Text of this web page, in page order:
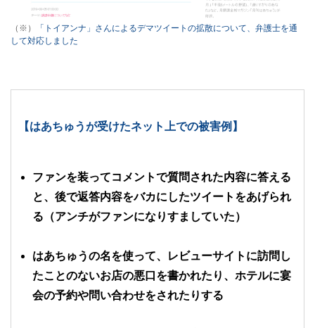
（※）
「トイアンナ」さんによるデマツイートの拡散について、弁護士を通
して対応しました
【はあちゅうが受けたネット上での被害例】
ファンを装ってコメントで質問された内容に答える
と、後で返答内容をバカにしたツイートをあげられ
る（アンチがファンになりすましていた）
はあちゅうの名を使って、レビューサイトに訪問し
たことのないお店の悪口を書かれたり、ホテルに宴
会の予約や問い合わせをされたりする